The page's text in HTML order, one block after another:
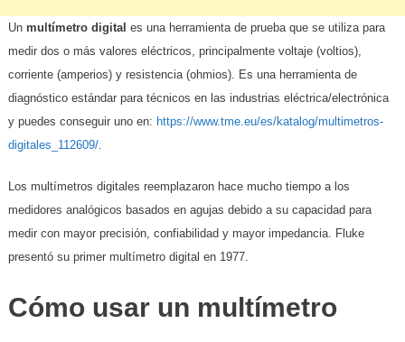
Un multímetro digital es una herramienta de prueba que se utiliza para
medir dos o más valores eléctricos, principalmente voltaje (voltios),
corriente (amperios) y resistencia (ohmios). Es una herramienta de
diagnóstico estándar para técnicos en las industrias eléctrica/electrónica
y puedes conseguir uno en: https://www.tme.eu/es/katalog/multimetros-
digitales_112609/.
Los multímetros digitales reemplazaron hace mucho tiempo a los
medidores analógicos basados ​​en agujas debido a su capacidad para
medir con mayor precisión, confiabilidad y mayor impedancia. Fluke
presentó su primer multímetro digital en 1977.
Cómo usar un multímetro